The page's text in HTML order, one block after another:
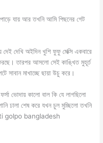
যায় আর তখনি আমি পিছনের গেট
দেখি অইদিন খুশি ফুফু মেক্সি একবারে
তারপর আসলো সেই কাঙ্খিত মুহূর্ত
সাবান মাখাচ্ছে ছায়া উচু করে।
ভোদায় কালো বাল কি যে লাগছিলো
ঢালা শেষ করে যখন চুল মুচ্ছিলো তখনি
golpo bangladesh